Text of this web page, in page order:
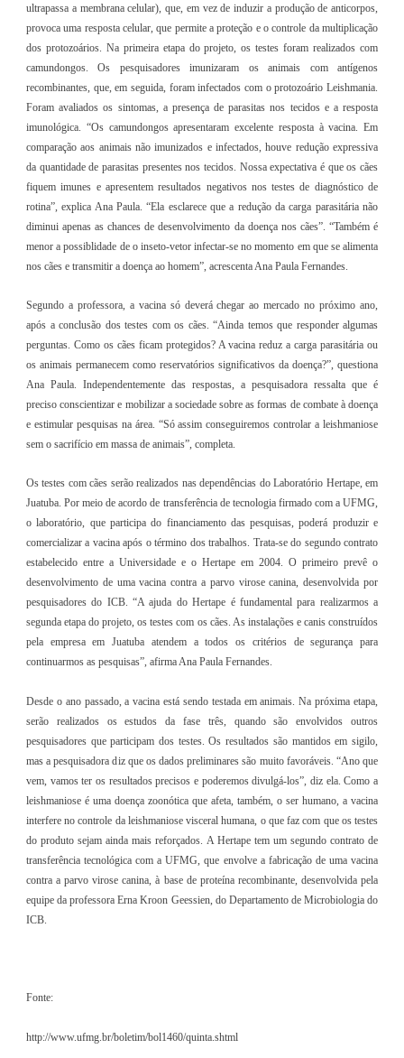
ultrapassa a membrana celular), que, em vez de induzir a produção de anticorpos,
provoca uma resposta celular, que permite a proteção e o controle da multiplicação
dos protozoários. Na primeira etapa do projeto, os testes foram realizados com
camundongos. Os pesquisadores imunizaram os animais com antígenos
recombinantes, que, em seguida, foram infectados com o protozoário Leishmania.
Foram avaliados os sintomas, a presença de parasitas nos tecidos e a resposta
imunológica. “Os camundongos apresentaram excelente resposta à vacina. Em
comparação aos animais não imunizados e infectados, houve redução expressiva
da quantidade de parasitas presentes nos tecidos. Nossa expectativa é que os cães
fiquem imunes e apresentem resultados negativos nos testes de diagnóstico de
rotina”, explica Ana Paula. “Ela esclarece que a redução da carga parasitária não
diminui apenas as chances de desenvolvimento da doença nos cães”. “Também é
menor a possiblidade de o inseto-vetor infectar-se no momento em que se alimenta
nos cães e transmitir a doença ao homem”, acrescenta Ana Paula Fernandes.
Segundo a professora, a vacina só deverá chegar ao mercado no próximo ano,
após a conclusão dos testes com os cães. “Ainda temos que responder algumas
perguntas. Como os cães ficam protegidos? A vacina reduz a carga parasitária ou
os animais permanecem como reservatórios significativos da doença?”, questiona
Ana Paula. Independentemente das respostas, a pesquisadora ressalta que é
preciso conscientizar e mobilizar a sociedade sobre as formas de combate à doença
e estimular pesquisas na área. “Só assim conseguiremos controlar a leishmaniose
sem o sacrifício em massa de animais”, completa.
Os testes com cães serão realizados nas dependências do Laboratório Hertape, em
Juatuba. Por meio de acordo de transferência de tecnologia firmado com a UFMG,
o laboratório, que participa do financiamento das pesquisas, poderá produzir e
comercializar a vacina após o término dos trabalhos. Trata-se do segundo contrato
estabelecido entre a Universidade e o Hertape em 2004. O primeiro prevê o
desenvolvimento de uma vacina contra a parvo virose canina, desenvolvida por
pesquisadores do ICB. “A ajuda do Hertape é fundamental para realizarmos a
segunda etapa do projeto, os testes com os cães. As instalações e canis construídos
pela empresa em Juatuba atendem a todos os critérios de segurança para
continuarmos as pesquisas”, afirma Ana Paula Fernandes.
Desde o ano passado, a vacina está sendo testada em animais. Na próxima etapa,
serão realizados os estudos da fase três, quando são envolvidos outros
pesquisadores que participam dos testes. Os resultados são mantidos em sigilo,
mas a pesquisadora diz que os dados preliminares são muito favoráveis. “Ano que
vem, vamos ter os resultados precisos e poderemos divulgá-los”, diz ela. Como a
leishmaniose é uma doença zoonótica que afeta, também, o ser humano, a vacina
interfere no controle da leishmaniose visceral humana, o que faz com que os testes
do produto sejam ainda mais reforçados. A Hertape tem um segundo contrato de
transferência tecnológica com a UFMG, que envolve a fabricação de uma vacina
contra a parvo virose canina, à base de proteína recombinante, desenvolvida pela
equipe da professora Erna Kroon Geessien, do Departamento de Microbiologia do
ICB.
Fonte:
http://www.ufmg.br/boletim/bol1460/quinta.shtml